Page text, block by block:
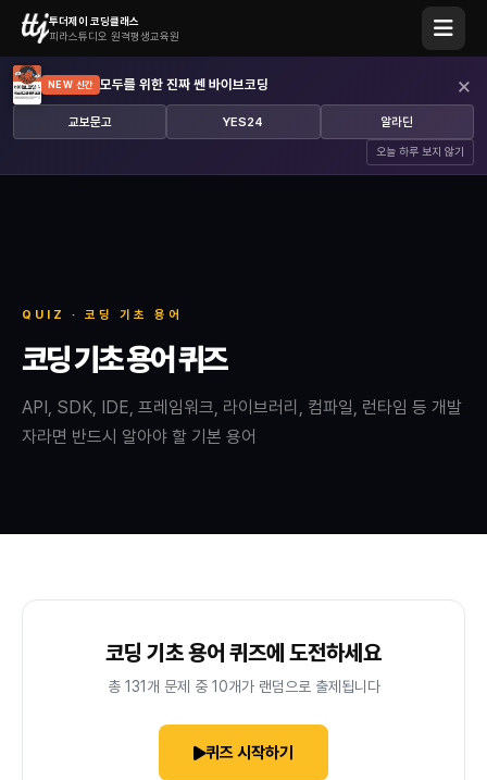
투더제이 코딩클래스
피라스튜디오 원격평생교육원
NEW 신간 모두를 위한 진짜 쎈 바이브코딩
교보문고 YES24 알라딘
오늘 하루 보지 않기
×
QUIZ · 코딩 기초 용어
코딩 기초 용어 퀴즈
API, SDK, IDE, 프레임워크, 라이브러리, 컴파일, 런타임 등 개발
자라면 반드시 알아야 할 기본 용어
코딩 기초 용어 퀴즈에 도전하세요
총 131개 문제 중 10개가 랜덤으로 출제됩니다
퀴즈 시작하기